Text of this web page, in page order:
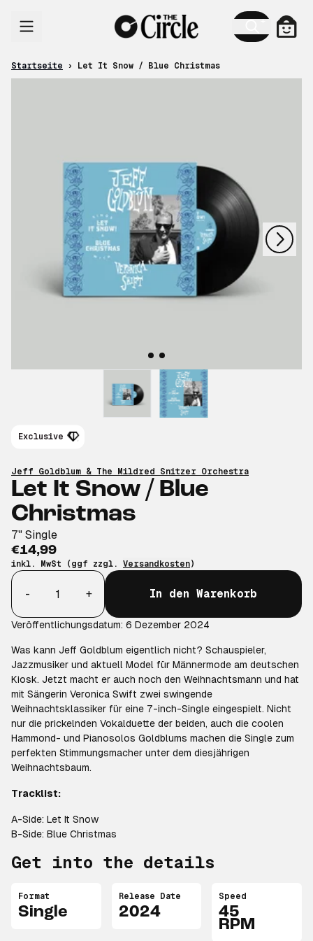
Startseite › Let It Snow / Blue Christmas
nächstes
Jeff Goldblum & The Mildred Snitzer Orchestra
Let It Snow / Blue
Christmas
7" Single
€14,99
inkl. MwSt (ggf zzgl. Versandkosten)
Anzahl
-
+ In den Warenkorb
Veröffentlichungsdatum: 6 Dezember 2024
Was kann Jeff Goldblum eigentlich nicht? Schauspieler,
Jazzmusiker und aktuell Model für Männermode am deutschen
Kiosk. Jetzt macht er auch noch den Weihnachtsmann und hat
mit Sängerin Veronica Swift zwei swingende
Weihnachtsklassiker für eine 7-inch-Single eingespielt. Nicht
nur die prickelnden Vokalduette der beiden, auch die coolen
Hammond- und Pianosolos Goldblums machen die Single zum
perfekten Stimmungsmacher unter dem diesjährigen
Weihnachtsbaum.
Tracklist:
A-Side: Let It Snow
B-Side: Blue Christmas
Get into the details
Format
Single
Release Date
2024
Speed
45
RPM
Exclusive